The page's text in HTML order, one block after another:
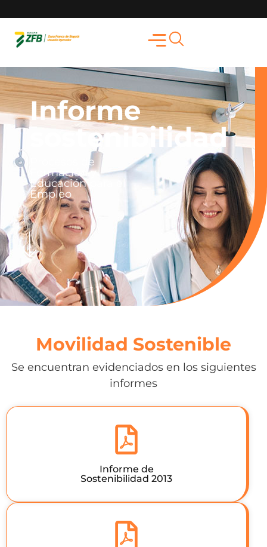
Informe
sostenibilidad
Procesos de
Formación y
Educación para el
Empleo
Movilidad Sostenible
Se encuentran evidenciados en los siguientes
informes
Informe de
Sostenibilidad 2013